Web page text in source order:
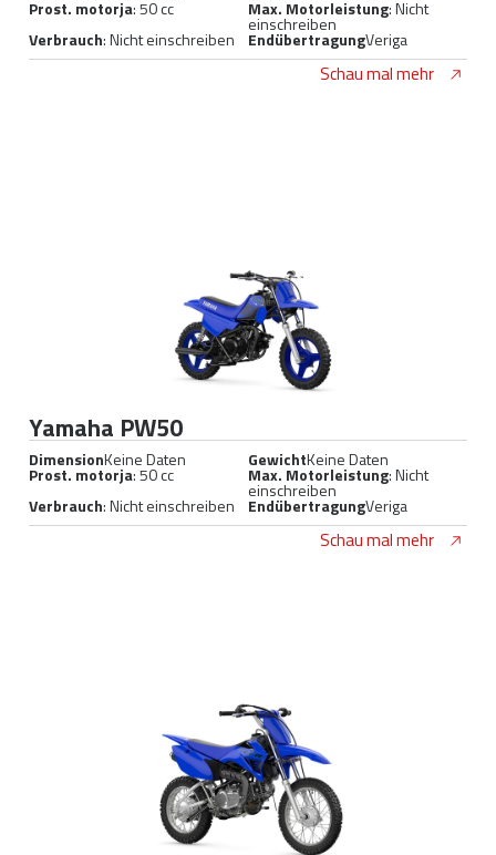
Prost. motorja: 50 cc Max. Motorleistung: Nicht
einschreiben
Verbrauch: Nicht einschreiben EndübertragungVeriga
Schau mal mehr
Yamaha PW50
DimensionKeine Daten GewichtKeine Daten
Prost. motorja: 50 cc Max. Motorleistung: Nicht
einschreiben
Verbrauch: Nicht einschreiben EndübertragungVeriga
Schau mal mehr